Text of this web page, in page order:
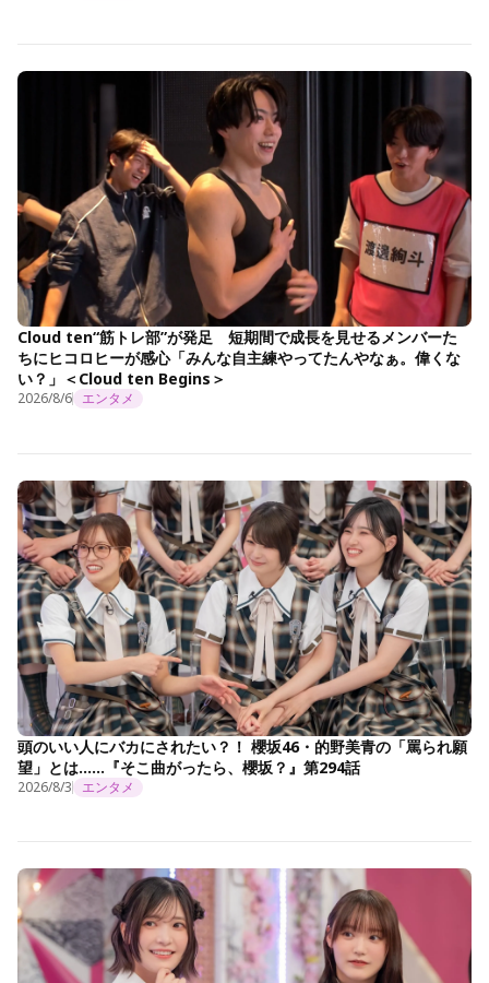
Cloud ten“筋トレ部”が発足 短期間で成長を見せるメンバーた
ちにヒコロヒーが感心「みんな自主練やってたんやなぁ。偉くな
い？」＜Cloud ten Begins＞
2026/8/6 エンタメ
頭のいい人にバカにされたい？！ 櫻坂46・的野美青の「罵られ願
望」とは……『そこ曲がったら、櫻坂？』第294話
2026/8/3 エンタメ